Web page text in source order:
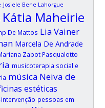
Josiele Bene Lahorgue
Kátia Maheirie
De Mattos Lia Vainer
Marcela De Andrade
Zabot Pasqualotto
musicoterapia social e
música Neiva de
estéticas
pessoas em